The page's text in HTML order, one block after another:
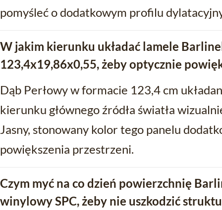
pomyśleć o dodatkowym profilu
W jakim kierunku układać lamele
123,4x19,86x0,55, żeby optycznie
Dąb Perłowy w formacie 123,4 cm
kierunku głównego źródła światła
Jasny, stonowany kolor tego panelu
powiększenia przestrzeni.
Czym myć na co dzień powierzchnię
winylowy SPC, żeby nie uszkodzić